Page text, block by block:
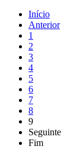
Início
Anterior
1
2
3
4
5
6
7
8
9
Seguinte
Fim